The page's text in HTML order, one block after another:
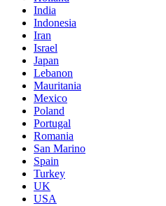
India
Indonesia
Iran
Israel
Japan
Lebanon
Mauritania
Mexico
Poland
Portugal
Romania
San Marino
Spain
Turkey
UK
USA